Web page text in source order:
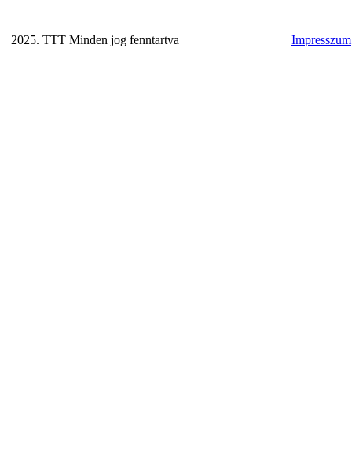
2025. TTT Minden jog fenntartva Impresszum